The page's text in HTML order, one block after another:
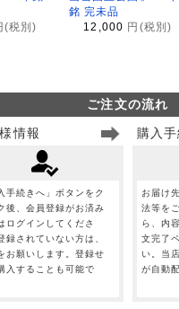
(税別)
銘 完未品
12,000 円(税別)
ご注文の流れ
情報
手続きへ」ボタンをク
後、会員登録がお済み
ログインしてくださ
録されていない方は、
お願いします。登録せ
入することも可能で
購入手
お届け
法等を
ら、内
文完了
い。当
が自動